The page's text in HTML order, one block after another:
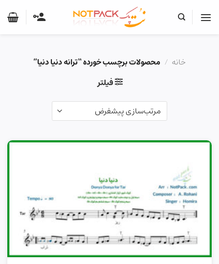
خانه / محصولات برچسب خورده “ترانه دنیا دنیا”
فیلتر